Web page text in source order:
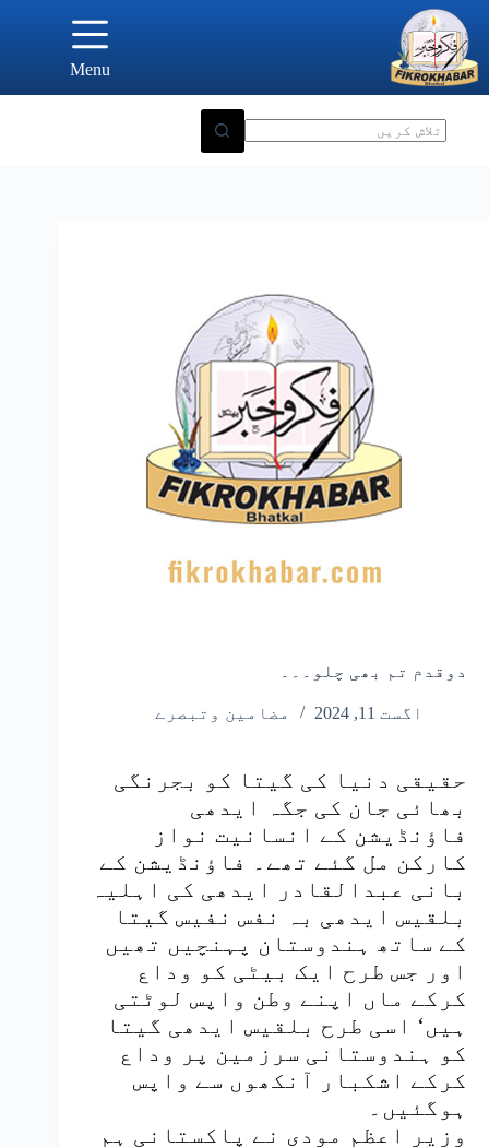
content
Menu
دوقدم تم بھی چلو۔۔۔
اگست 11, 2024 مضامین وتبصرے
حقیقی دنیا کی گیتا کو بجرنگی
بھائی جان کی جگہ ایدھی
فاؤنڈیشن کے انسانیت نواز
کارکن مل گئے تھے۔ فاؤنڈیشن کے
بانی عبدالقادر ایدھی کی اہلیہ
بلقیس ایدھی بہ نفس نفیس گیتا
کے ساتھ ہندوستان پہنچیں تھیں
اور جس طرح ایک بیٹی کو وداع
کرکے ماں اپنے وطن واپس لوٹتی
ہیں‘ اسی طرح بلقیس ایدھی گیتا
کو ہندوستانی سرزمین پر وداع
کرکے اشکبار آنکھوں سے واپس
ہوگئیں۔
وزیر اعظم مودی نے پاکستانی ہم